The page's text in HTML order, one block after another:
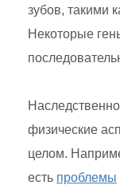
зубов, такими
Некоторые
физические
целом.
есть проблемы